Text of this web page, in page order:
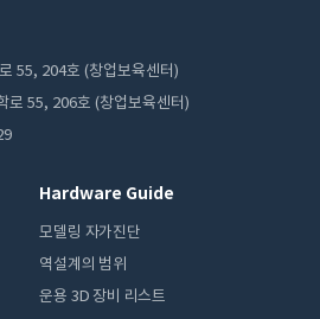
55, 204호 (창업보육센터)
로 55, 206호 (창업보육센터)
Hardware Guide
모델링 자가진단
역설계의 범위
운용 3D 장비 리스트